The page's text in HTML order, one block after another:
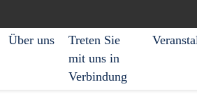
Über uns
Treten Sie
mit uns in
Verbindung